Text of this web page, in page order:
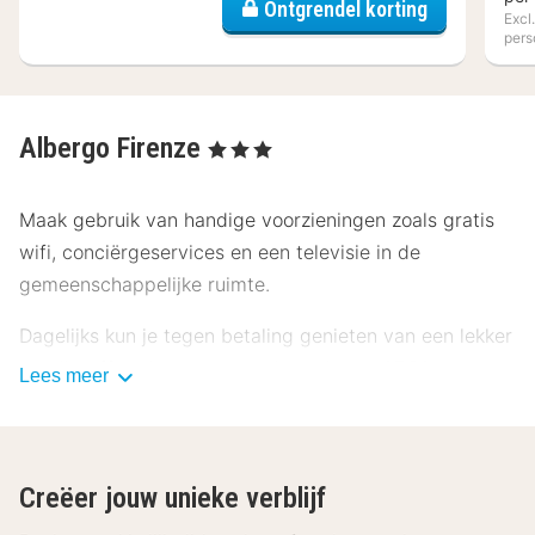
Ontgrendel korting
Albergo Firenze , 3 Sterren
Maak gebruik van handige voorzieningen zoals gratis
wifi, conciërgeservices en een televisie in de
gemeenschappelijke ruimte.
Dagelijks kun je tegen betaling genieten van een lekker
ontbijtbuffet, dat geserveerd wordt van 07.30 uur tot
sterrenclassificatie gekregen van the local rating
authority.
Lees meer
Creëer jouw unieke verblijf